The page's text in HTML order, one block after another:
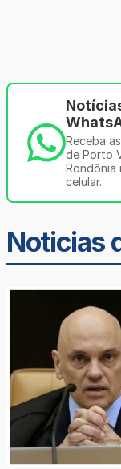
Receba
de Porto
Rondônia
celular.
Noticias